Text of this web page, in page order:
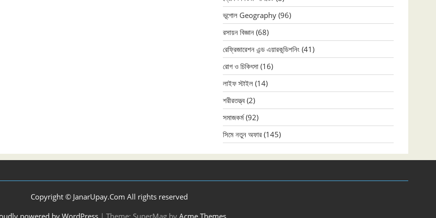
ভূগোল Geography (96)
রসায়ন বিজ্ঞান (68)
রেফ্রিজারেশন এন্ড এয়ারকন্ডিশনিং (41)
রোগ ও চিকিৎসা (16)
লাইফ স্টাইল (14)
শরীরতত্ত্ব (2)
সমাজকর্ম(92)
সিমে নতুন ‍অফার (145)
Copyright © JanarUpay.Com All rights reserved
powered by WordPress | Theme: SuperMag by Acme Themes